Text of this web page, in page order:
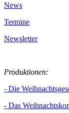
News
Termine
Newsletter
Produktionen:
- Die
- Das